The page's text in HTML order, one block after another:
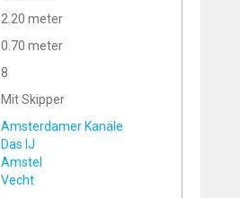
2.20 meter
0.70 meter
8
Mit Skipper
Amsterdamer Kanäle
Das IJ
Amstel
Vecht